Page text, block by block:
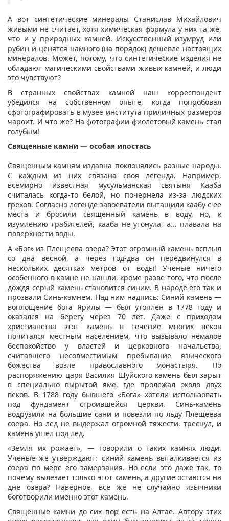
А вот синтетические минералы Станислав Михайлович
живыми не считает, хотя химическая формула у них та же,
что и у природных камней. Искусственный изумруд или
рубин и ценятся намного (на порядок) дешевле настоящих
минералов. Может, потому, что синтетические изделия не
обладают магическими свойствами живых камней, и люди
это чувствуют?
В странных свойствах камней наш корреспондент
убедился на собственном опыте, когда попробовал
сфотографировать в музее института приличных размеров
чароит. И что же? На фотографии фиолетовый камень стал
голубым!
Священные камни — особая ипостась
Священным камням издавна поклонялись разные народы.
С каждым из них связана своя легенда. Например,
всемирно известная мусульманская святыня Кааба
считалась когда-то белой, но почернела из-за людских
грехов. Согласно легенде завоеватели вытащили каабу с ее
места и бросили священный камень в воду, но, к
изумлению грабителей, кааба не утонула, а… плавала на
поверхности воды.
А «Бог» из Плещеева озера? Этот огромный камень всплыл
со дна весной, а через год-два он передвинулся в
нескольких десятках метров от воды! Ученые ничего
особенного в камне не нашли, кроме разве того, что после
дождя серый камень становится синим. В народе его так и
прозвали Синь-камнем. Над ним надпись: Синий камень —
воплощение бога Ярилы — был утоплен в 1778 году и
оказался на берегу через 70 лет. Даже с приходом
христианства этот камень в течение многих веков
почитался местным населением, что вызывало немалое
беспокойство у властей и церковного начальства,
считавшего несовместимым пребывание языческого
божества возле православного монастыря. По
распоряжению царя Василия Шуйского камень был зарыт
в специально вырытой яме, где пролежал около двух
веков. В 1788 году бывшего «Бога» хотели использовать
под фундамент строившейся церкви. Синь-камень
водрузили на большие сани и повезли по льду Плещеева
озера. Но лед не выдержал огромной тяжести, треснул, и
камень ушел под лед.
«Земля их рожает», — говорили о таких камнях люди.
Ученые же утверждают: синий камень выталкивается из
озера по мере его замерзания. Но если это даже так, то
почему вылезает только этот камень, а другие остаются на
дне озера? Наверное, все же не случайно язычники
боготворили именно этот камень.
Священные камни до сих пор есть на Алтае. Автору этих